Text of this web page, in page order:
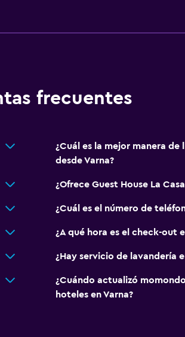
General
Piso de parquet o madera noble
Espacio de almacenamiento
Caja fuerte
frecuentes
¿Cuál es la mejor manera de
desde Varna?
¿Ofrece Guest House La
¿Cuál es el número de
¿A qué hora es el check-out
¿Hay servicio de lavandería
¿Cuándo actualizó
hoteles en Varna?